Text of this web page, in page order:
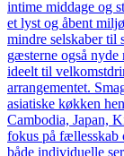
intime middage og
et lyst og åbent
mindre selskaber til
gæsterne også nyde
ideelt til
arrangementet.
asiatiske køkken
Cambodia, Japan,
fokus på fællesskab
både individuelle